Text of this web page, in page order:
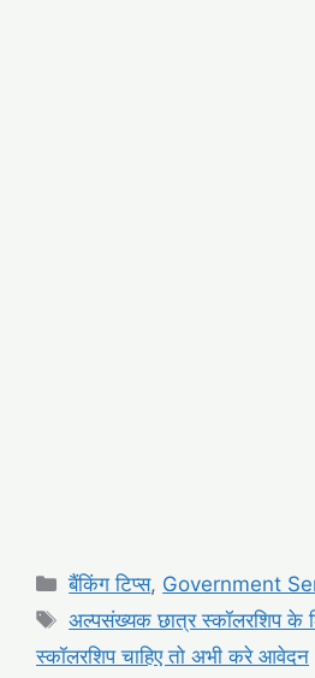
Categories
बैंकिंग टिप्स, Government
Tags
अल्पसंख्यक छात्र स्कॉलरशिप के
स्कॉलरशिप चाहिए तो अभी करे आवेदन